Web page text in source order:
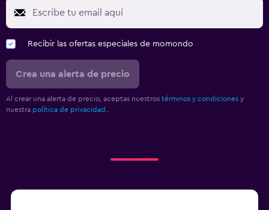
Recibir las ofertas especiales de momondo
Crea una alerta de precio
Al crear una alerta de precio, aceptas nuestros términos y condiciones y
nuestra política de privacidad.